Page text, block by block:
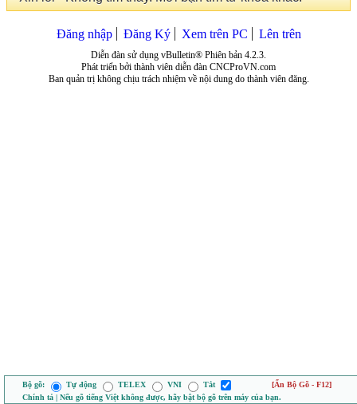
Đăng nhập Đăng Ký Xem trên PC Lên trên
Diễn đàn sử dụng vBulletin® Phiên bản 4.2.3.
Phát triển bởi thành viên diễn đàn CNCProVN.com
Ban quản trị không chịu trách nhiệm về nội dung do thành viên đăng.
Bộ gõ: Tự động TELEX VNI Tắt
[Ẩn Bộ Gõ - F12]
Chính tả | Nếu gõ tiếng Việt không được, hãy bật bộ gõ trên máy của bạn.